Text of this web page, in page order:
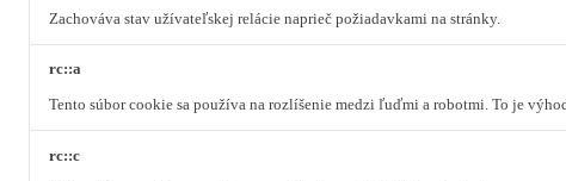
Zachováva stav užívateľskej relácie naprieč požiadavkami na stránky.
rc::a
Tento súbor cookie sa používa na rozlíšenie medzi ľuďmi a robotmi. To je
rc::c